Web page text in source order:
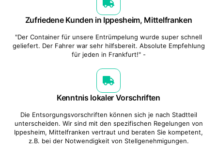
Zufriedene Kunden in Ippesheim, Mittelfranken
"Der Container für unsere Entrümpelung wurde super schnell
geliefert. Der Fahrer war sehr hilfsbereit. Absolute Empfehlung
für jeden in Frankfurt!" -
Kenntnis lokaler Vorschriften
Die Entsorgungsvorschriften können sich je nach Stadtteil
unterscheiden. Wir sind mit den spezifischen Regelungen von
Ippesheim, Mittelfranken vertraut und beraten Sie kompetent,
z.B. bei der Notwendigkeit von Stellgenehmigungen.